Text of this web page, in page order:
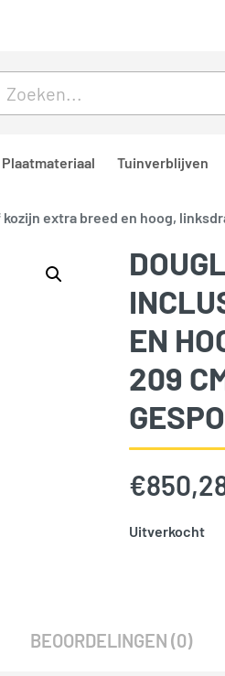
Tuinverblijven
extra breed en hoog,
EN
209
€
Uitverkocht
BEOORDELINGEN (0)